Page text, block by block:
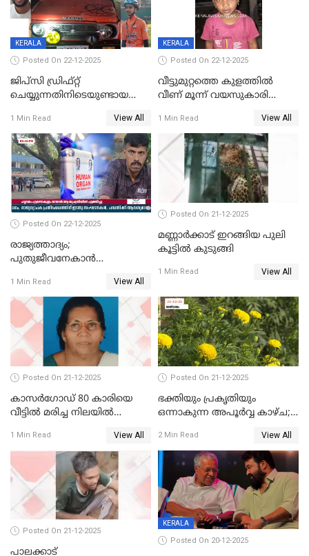
KERALA
Posted On 22-12-2025
ജിപ്സി ഡ്രിഫ്റ്റ്
ചെയ്യുന്നതിനിടെയുണ്ടായ
ദാരുണാന്ത്യം; ജീപ്സി
ഓടിച്ചയാൾ അറസ്റ്റിൽ.
1 Min Read View All
KERALA
Posted On 22-12-2025
വീട്ടുമുറ്റത്തെ കുളത്തിൽ
വീണ് മൂന്ന് വയസുകാരി
1 Min Read View All
Posted On 22-12-2025
രാജ്യത്താദ്യം;
പുതുജീവനേകാൻ
എറണാകുളം സർക്കാർ
ജനറൽ
ആശുപത്രിയിലെത്തിച്ചു
1 Min Read View All
Posted On 21-12-2025
മണ്ണാർക്കാട് ഇറങ്ങിയ പുലി
കൂട്ടിൽ കുടുങ്ങി
1 Min Read View All
Posted On 21-12-2025
കാസർഗോഡ് 80 കാരിയെ
വീട്ടിൽ മരിച്ച നിലയിൽ
1 Min Read View All
Posted On 21-12-2025
ഭക്തിയും പ്രകൃതിയും
ഒന്നാകുന്ന അപൂര്‍വ്വ കാഴ്ച;
കാഴ്ചാനുഭവമൊരുക്കി
ശബരീ നന്ദനം
2 Min Read View All
Posted On 21-12-2025
പാലക്കാട്‌
KERALA
Posted On 20-12-2025